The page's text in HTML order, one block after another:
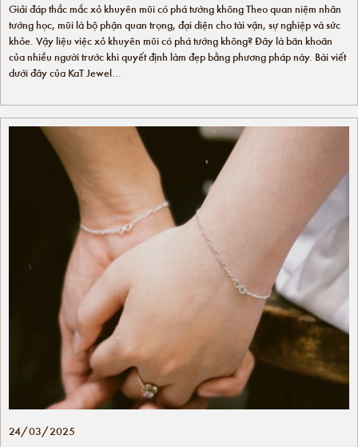
Giải đáp thắc mắc xỏ khuyên mũi có phá tướng không Theo quan niệm nhân
tướng học, mũi là bộ phận quan trọng, đại diện cho tài vận, sự nghiệp và sức
khỏe. Vậy liệu việc xỏ khuyên mũi có phá tướng không? Đây là băn khoăn
của nhiều người trước khi quyết định làm đẹp bằng phương pháp này. Bài viết
dưới đây của KaT Jewel...
24/03/2025